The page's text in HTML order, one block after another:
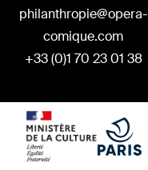
philanthropie@opera-
comique.com
+33 (0)1 70 23 01 38